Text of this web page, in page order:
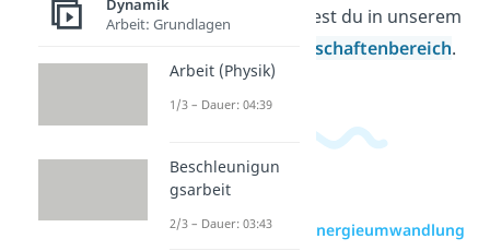
Videos dazu findest du in unserem
Ingenieurwissenschaftenbereich.
zur Videoseite: Energieumwandlung
Dynamik
Arbeit: Grundlagen
Arbeit (Physik)
1/3 – Dauer: 04:39
Beschleunigun
gsarbeit
2/3 – Dauer: 03:43